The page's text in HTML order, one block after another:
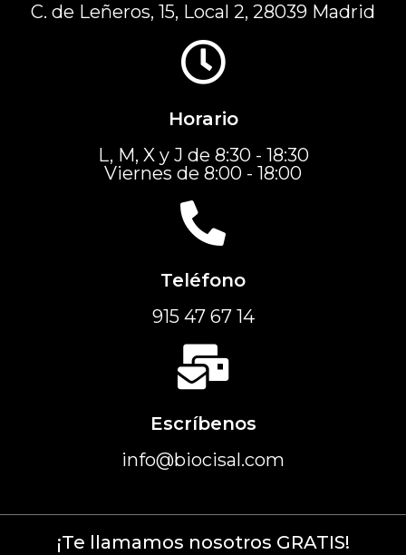
C. de Leñeros, 15, Local 2, 28039 Madrid
Horario
L, M, X y J de 8:30 - 18:30
Viernes de 8:00 - 18:00
Teléfono
915 47 67 14
Escríbenos
info@biocisal.com
¡Te llamamos nosotros GRATIS!